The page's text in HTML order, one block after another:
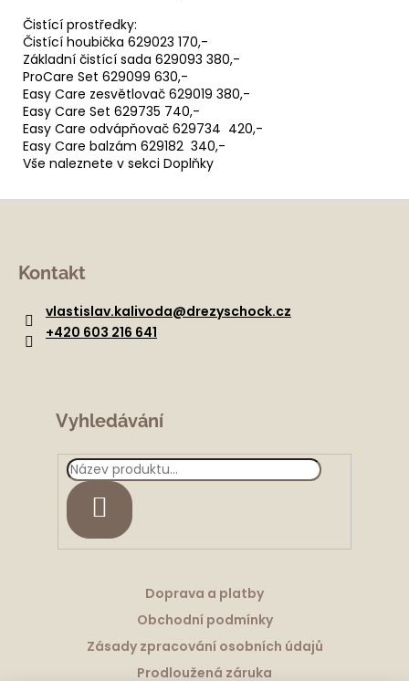
Čistící prostředky:
Čistící houbička 629023 170,-
Základní čistící sada 629093 380,-
ProCare Set 629099 630,-
Easy Care zesvětlovač 629019 380,-
Easy Care Set 629735 740,-
Easy Care odvápňovač 629734 420,-
Easy Care balzám 629182 340,-
Vše naleznete v sekci Doplňky
Kontakt
vlastislav.kalivoda@drezyschock.cz
+420 603 216 641
Vyhledávání
HLEDAT
Doprava a platby
Obchodní podmínky
Zásady zpracování osobních údajů
Prodloužená záruka